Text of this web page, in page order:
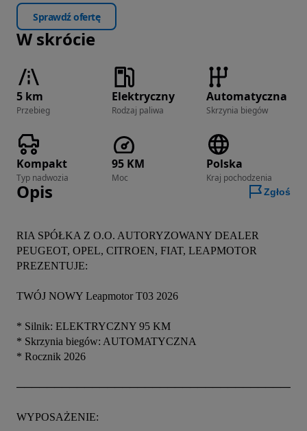
Sprawdź ofertę
W skrócie
5 km
Przebieg
Elektryczny
Rodzaj paliwa
Automatyczna
Skrzynia biegów
Kompakt
Typ nadwozia
95 KM
Moc
Polska
Kraj pochodzenia
Opis Zgłoś
RIA SPÓŁKA Z O.O. AUTORYZOWANY DEALER
PEUGEOT, OPEL, CITROEN, FIAT, LEAPMOTOR
PREZENTUJE:
TWÓJ NOWY Leapmotor T03 2026
* Silnik: ELEKTRYCZNY 95 KM
* Skrzynia biegów: AUTOMATYCZNA
* Rocznik 2026
WYPOSAŻENIE: